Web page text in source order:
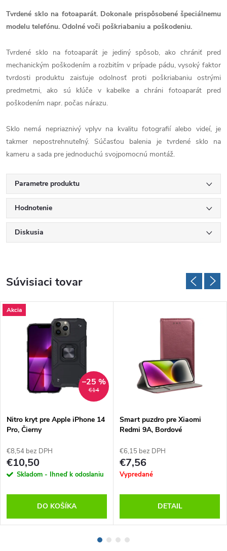
Tvrdené sklo na fotoaparát. Dokonale prispôsobené špeciálnemu
modelu telefónu. Odolné voči poškriabaniu a poškodeniu.
Tvrdené sklo na fotoaparát je jediný spôsob, ako chrániť pred
mechanickým poškodením a rozbitím v prípade pádu, vysoký faktor
tvrdosti produktu zaisťuje odolnosť proti poškriabaniu ostrými
predmetmi, ako sú kľúče v kabelke a chráni fotoaparát pred
poškodením napr. počas nárazu.
Sklo nemá nepriaznivý vplyv na kvalitu fotografií alebo videí, je
takmer nepostrehnuteľný. Súčasťou balenia je tvrdené sklo na
kameru a sada pre jednoduchú svojpomocnú montáž.
Parametre produktu
Hodnotenie
Diskusia
Súvisiaci tovar
Akcia
€14
–25 %
Nitro kryt pre Apple iPhone 14
Pro, Čierny
€8,54 bez DPH
€10,50
Skladom - Ihneď k odoslaniu
DO KOŠÍKA
Smart puzdro pre Xiaomi
Redmi 9A, Bordové
€6,15 bez DPH
€7,56
Vypredané
DETAIL